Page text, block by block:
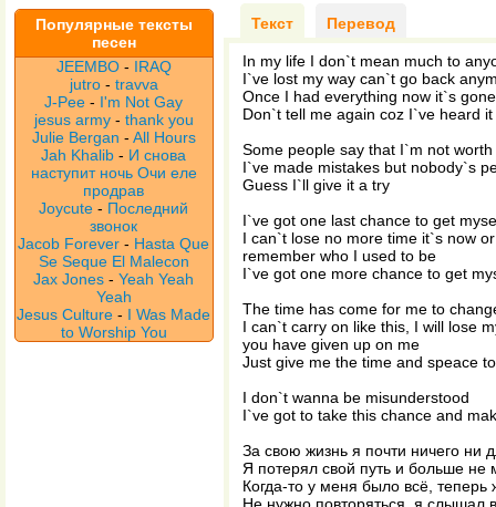
Популярные тексты
песен
JEEMBO - IRAQ
jutro - travva
J-Pee - I'm Not Gay
jesus army - thank you
Julie Bergan - All Hours
Jah Khalib - И снова
наступит ночь Очи еле
продрав
Joycute - Последний
звонок
Jacob Forever - Hasta Que
Se Seque El Malecon
Jax Jones -Yeah Yeah
Yeah
Jesus Culture - I Was Made
to Worship You
Текст Перевод
In my life I don`t mean much to
I`ve lost my way can`t go back
Once I had everything now it`s gone
Don`t tell me again coz I`ve heard
Some people say that I`m not worth
I`ve made mistakes but nobody`s
Guess I`ll give it a try
I`ve got one last chance to get
I can`t lose no more time it`s now
remember who I used to be
I`ve got one more chance to get
The time has come for me to
I can`t carry on like this, I will lose
you have given up on me
Just give me the time and speace
I don`t wanna be misunderstood
I`ve got to take this chance and
За свою жизнь я почти ничего ни
Я потерял свой путь и больше не
Когда-то у меня было всё, теперь